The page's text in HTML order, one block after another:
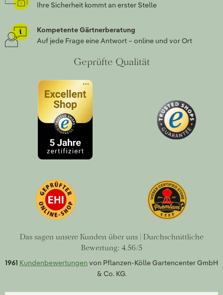
Ihre Sicherheit kommt an erster Stelle
Kompetente Gärtnerberatung
Auf jede Frage eine Antwort – online und vor Ort
Geprüfte Qualität
Das sagen unsere Kunden über uns | Durchschnittliche
Bewertung: 4.56/5
1961 Kundenbewertungen von Pflanzen-Kölle Gartencenter GmbH
& Co. KG.